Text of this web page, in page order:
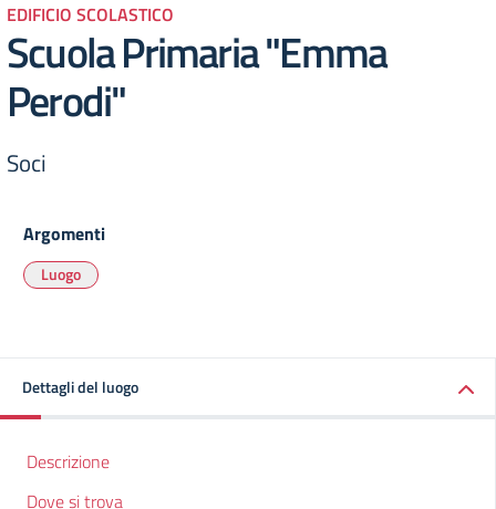
EDIFICIO SCOLASTICO
Scuola Primaria "Emma
Perodi"
Soci
Argomenti
Luogo
Dettagli del luogo
Descrizione
Dove si trova